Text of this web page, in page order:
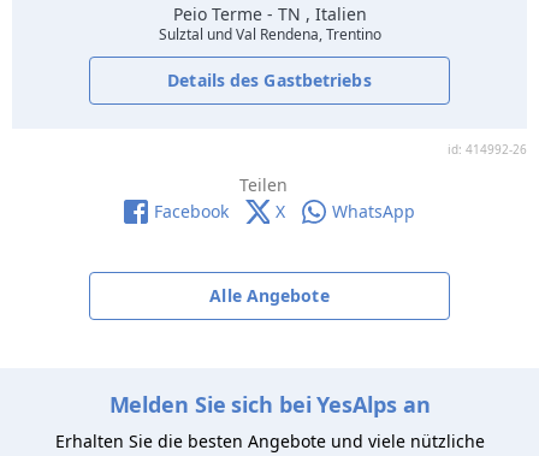
Peio Terme - TN , Italien
Sulztal und Val Rendena, Trentino
Details des Gastbetriebs
id: 414992-26
Teilen
Facebook
X WhatsApp
Alle Angebote
Melden Sie sich bei YesAlps an
Erhalten Sie die besten Angebote und viele nützliche